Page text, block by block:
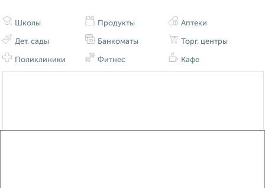
Школы
Дет. сады
Поликлиники
Продукты
Банкоматы
Фитнес
Аптеки
Торг. центры
Кафе